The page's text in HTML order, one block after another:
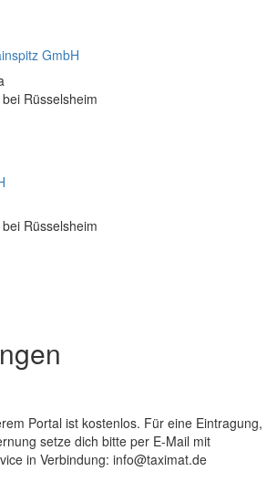
GmbH
Rüsselsheim
Rüsselsheim
Portal ist kostenlos. Für eine Eintragung,
setze dich bitte per E-Mail mit
in Verbindung: info@taximat.de